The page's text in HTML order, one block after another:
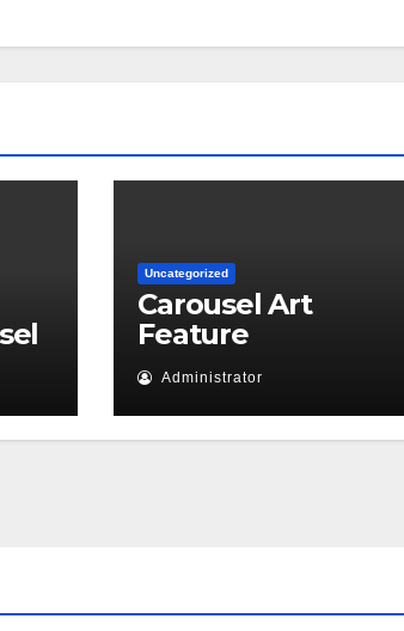
Uncategorized
Carousel Art
Feature
Administrator